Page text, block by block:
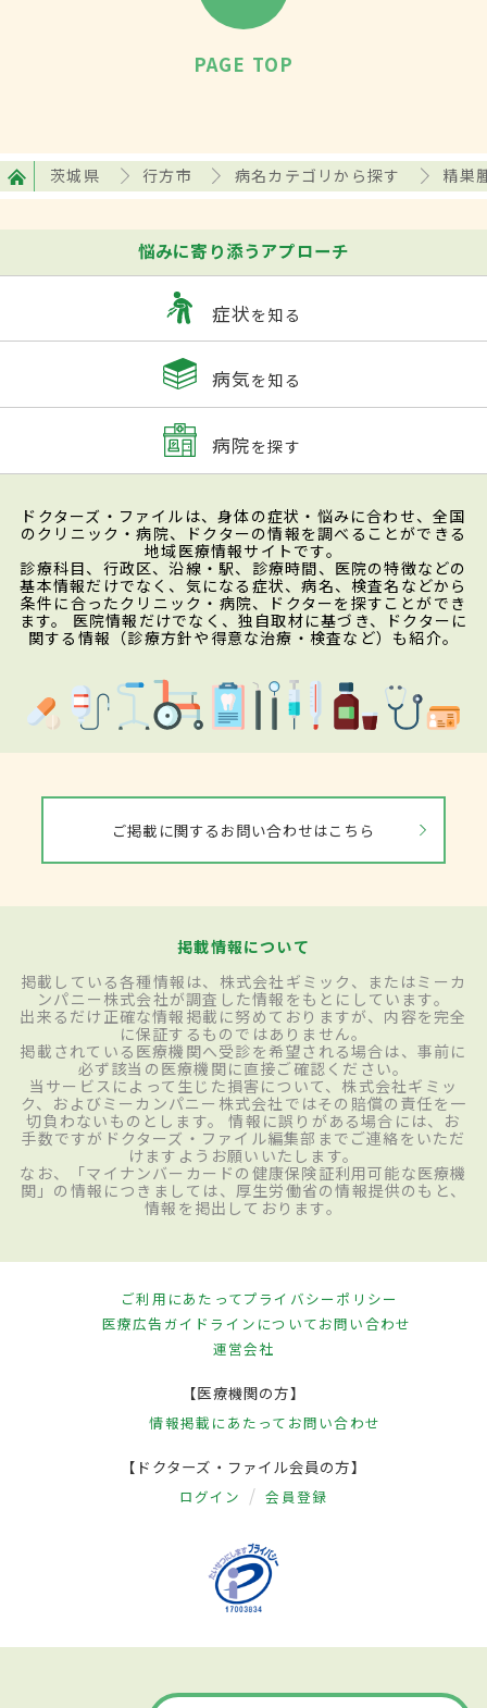
PAGE TOP
茨城県 行方市 病名カテゴリから探す 精巣
悩みに寄り添うアプローチ
症状を知る
病気を知る
病院を探す
ドクターズ・ファイルは、身体の症状・悩みに合わせ、全国
のクリニック・病院、ドクターの情報を調べることができる
地域医療情報サイトです。
診療科目、行政区、沿線・駅、診療時間、医院の特徴などの
基本情報だけでなく、気になる症状、病名、検査名などから
条件に合ったクリニック・病院、ドクターを探すことができ
ます。 医院情報だけでなく、独自取材に基づき、ドクターに
関する情報（診療方針や得意な治療・検査など）も紹介。
ご掲載に関するお問い合わせはこちら
掲載情報について
掲載している各種情報は、株式会社ギミック、またはミーカ
ンパニー株式会社が調査した情報をもとにしています。
出来るだけ正確な情報掲載に努めておりますが、内容を完全
に保証するものではありません。
掲載されている医療機関へ受診を希望される場合は、事前に
必ず該当の医療機関に直接ご確認ください。
当サービスによって生じた損害について、株式会社ギミッ
ク、およびミーカンパニー株式会社ではその賠償の責任を一
切負わないものとします。 情報に誤りがある場合には、お
手数ですがドクターズ・ファイル編集部までご連絡をいただ
けますようお願いいたします。
なお、「マイナンバーカードの健康保険証利用可能な医療機
関」の情報につきましては、厚生労働省の情報提供のもと、
情報を掲出しております。
ご利用にあたってプライバシーポリシー
医療広告ガイドラインについてお問い合わせ
運営会社
【医療機関の方】
情報掲載にあたって お問い合わせ
【ドクターズ・ファイル会員の方】
ログイン 会員登録